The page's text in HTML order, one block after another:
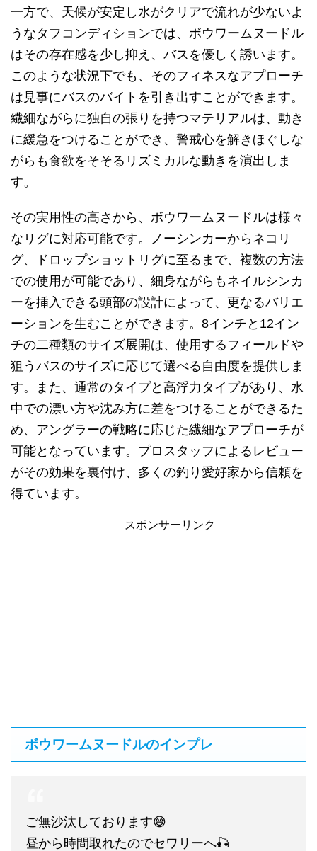
一方で、天候が安定し水がクリアで流れが少ないよ
うなタフコンディションでは、ボウワームヌードル
はその存在感を少し抑え、バスを優しく誘います。
このような状況下でも、そのフィネスなアプローチ
は見事にバスのバイトを引き出すことができます。
繊細ながらに独自の張りを持つマテリアルは、動き
に緩急をつけることができ、警戒心を解きほぐしな
がらも食欲をそそるリズミカルな動きを演出しま
す。
その実用性の高さから、ボウワームヌードルは様々
なリグに対応可能です。ノーシンカーからネコリ
グ、ドロップショットリグに至るまで、複数の方法
での使用が可能であり、細身ながらもネイルシンカ
ーを挿入できる頭部の設計によって、更なるバリエ
ーションを生むことができます。8インチと12イン
チの二種類のサイズ展開は、使用するフィールドや
狙うバスのサイズに応じて選べる自由度を提供しま
す。また、通常のタイプと高浮力タイプがあり、水
中での漂い方や沈み方に差をつけることができるた
め、アングラーの戦略に応じた繊細なアプローチが
可能となっています。プロスタッフによるレビュー
がその効果を裏付け、多くの釣り愛好家から信頼を
得ています。
スポンサーリンク
ボウワームヌードルのインプレ
ご無沙汰しております😅
昼から時間取れたのでセワリーへ🎣